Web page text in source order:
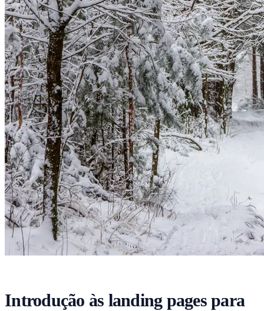
Introdução às landing pages para